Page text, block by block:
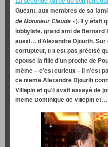
Guéant, aux membres de sa
de Monsieur Claude »). Il y était
lobbyiste, grand ami de Bernard
aussi… d’Alexandre Djourih.
corrupteur, il n’est pas précisé
épousé la fille d’un proche de
même – c’est curieux – il n’est
ce même Alexandre Djourih
Villepin et qu’il avait essayé de
même Dominique de Villepin